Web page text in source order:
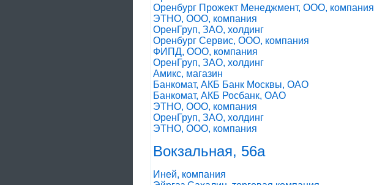
Оренбург Прожект Менеджмент, ООО, компания
ЭТНО, ООО, компания
ОренГруп, ЗАО, холдинг
Оренбург Сервис, ООО, компания
ФИПД, ООО, компания
ОренГруп, ЗАО, холдинг
Амикс, магазин
Банкомат, АКБ Банк Москвы, ОАО
Банкомат, АКБ Росбанк, ОАО
ЭТНО, ООО, компания
ОренГруп, ЗАО, холдинг
ЭТНО, ООО, компания
Вокзальная, 56а
Иней, компания